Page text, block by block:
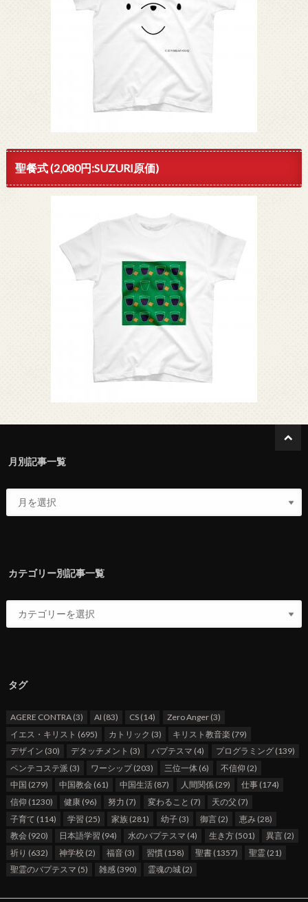
聖餐式 (2,080円:SUZURI原価)
月別記事一覧
カテゴリー別記事一覧
タグ
AGERE CONTRA(3) AI (83) CS (14) Zero Anger(3)
イエス・キリスト (695) カトリック (3) キリスト教音楽 (79)
デザイン (30) デタッチメント (3) バプテスマ (4) プログラミング(139)
ペンテコステ派 (3) ワーシップ(203) 三位一体 (6) 不信仰 (2)
中国 (279) 中国教会 (61) 中国生活 (87) 人間関係(29) 仕事(174)
信仰 (1230) 健康 (96) 努力 (7) 変わること (7) 天の父 (7)
子育て (114) 学習 (25) 家族 (281) 幼子(3) 御言(2) 恵み(28)
教会(920) 日本語学習 (94) 水のバプテスマ (4) 生き方(501) 異言(2)
祈り (632) 神学校 (2) 福音 (3) 習慣(158) 聖書(1357) 聖霊(21)
聖霊のバプテスマ (5) 雑感 (390) 霊魂の城 (2)